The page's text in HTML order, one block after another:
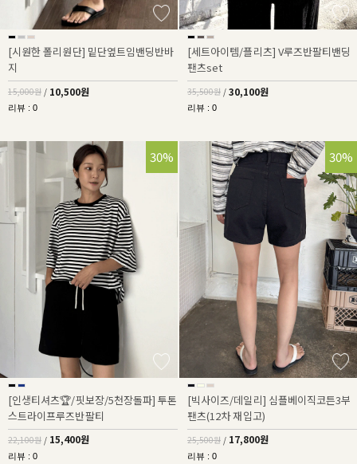
[시원한 폴리원단] 밑단옆트임밴딩반바
지
15,000원 / 10,500원
리뷰 : 0
[세트아이템/플리츠] V루즈반팔티밴딩
팬츠set
35,500원 / 30,100원
리뷰 : 0
30%
[인생티셔츠🏆/핏보장/5천장돌파] 투톤
스트라이프루즈반팔티
22,100원 / 15,400원
리뷰 : 0
30%
[빅사이즈/데일리] 심플베이직코튼3부
팬츠(12차 재입고)
25,500원 / 17,800원
리뷰 : 0